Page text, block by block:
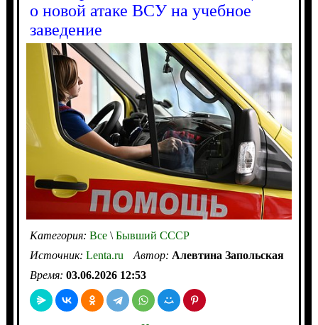
о новой атаке ВСУ на учебное
заведение
Категория: Все\Бывший СССР
Источник: Lenta.ru Автор: Алевтина Запольская
Время: 03.06.2026 12:53